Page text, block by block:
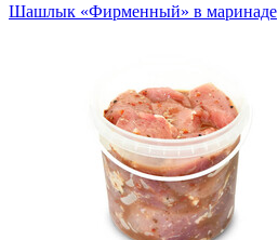
Шашлык «Фирменный» в маринаде